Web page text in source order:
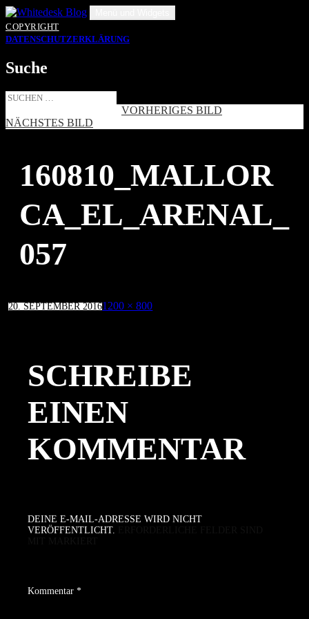
Zum
Inhalt
springen
COPYRIGHT
DATENSCHUTZERKLÄRUNG
Suche
Suche
VORHERIGES BILD
NÄCHSTES BILD
160810_MALLOR
CA_EL_ARENAL_
057
Veröffentlicht
am
20. SEPTEMBER 2016Volle
1200 × 800
SCHREIBE
EINEN
KOMMENTAR
DEINE E-MAIL-ADRESSE WIRD NICHT
VERÖFFENTLICHT.
Kommentar *